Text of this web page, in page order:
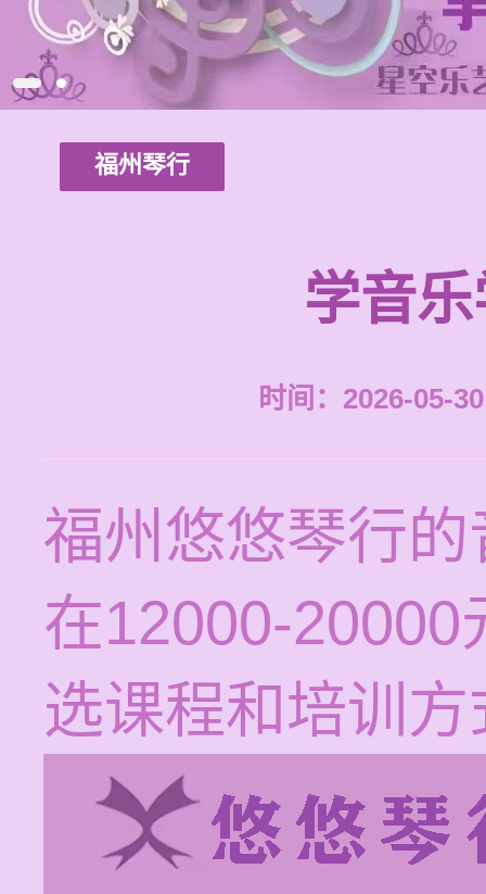
福州琴行
学音
时间：2026-05-
福州悠悠琴行
在12000-
选课程和培训方